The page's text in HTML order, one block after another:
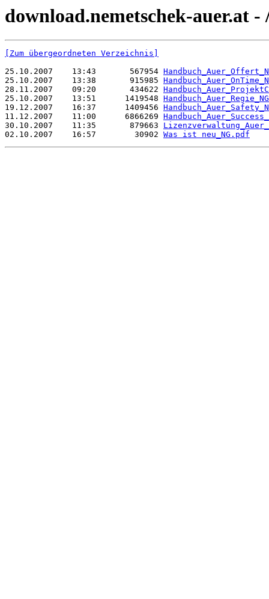
download.nemetschek-auer.at
[Zum übergeordneten Verzeichnis]
25.10.2007    13:43       567954
25.10.2007    13:38       915985
28.11.2007    09:20       434622
25.10.2007    13:51      1419548
19.12.2007    16:37      1409456
11.12.2007    11:00      6866269
30.10.2007    11:35       879663
02.10.2007    16:57        30902 Was ist neu_NG.pdf